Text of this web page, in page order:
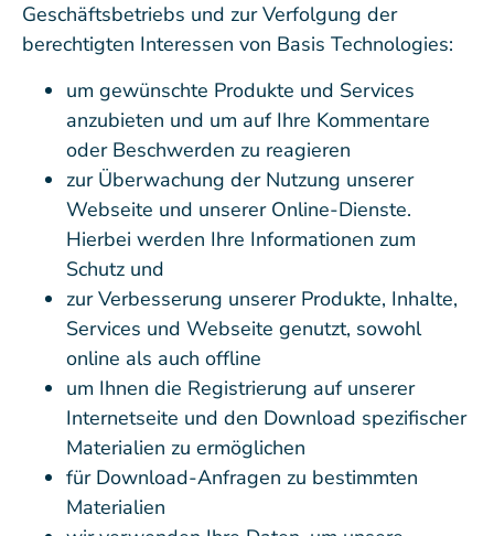
Geschäftsbetriebs und zur Verfolgung der
berechtigten Interessen von Basis Technologies:
um gewünschte Produkte und Services
anzubieten und um auf Ihre Kommentare
oder Beschwerden zu reagieren
zur Überwachung der Nutzung unserer
Webseite und unserer Online-Dienste.
Hierbei werden Ihre Informationen zum
Schutz und
zur Verbesserung unserer Produkte, Inhalte,
Services und Webseite genutzt, sowohl
online als auch offline
um Ihnen die Registrierung auf unserer
Internetseite und den Download spezifischer
Materialien zu ermöglichen
für Download-Anfragen zu bestimmten
Materialien